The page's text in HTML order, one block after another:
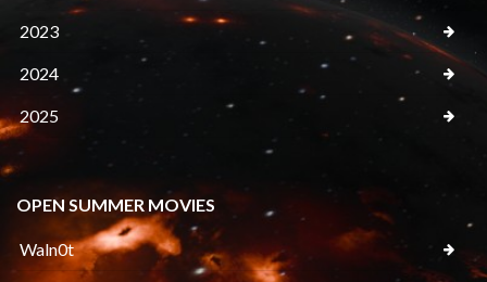
2023
2024
2025
OPEN SUMMER MOVIES
Waln0t